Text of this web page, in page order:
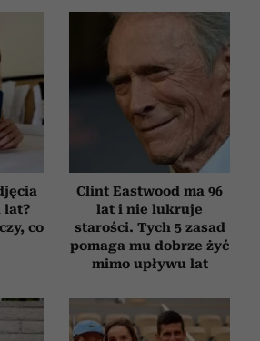
lat?
co
Clint Eastwood ma 96
lat i nie lukruje
starości. Tych 5 zasad
pomaga mu dobrze żyć
mimo upływu lat